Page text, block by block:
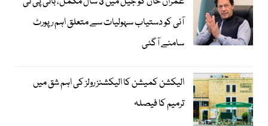
آئی کو دستیاب سہولیات سے متعلق اہم رپورٹ
سامنے آگئی
الیکشن کمیشن کا الیکشنز رولز کی اہم شق میں
ترمیم کا فیصلہ